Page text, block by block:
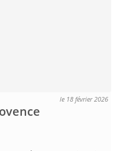
le 18 février 2026